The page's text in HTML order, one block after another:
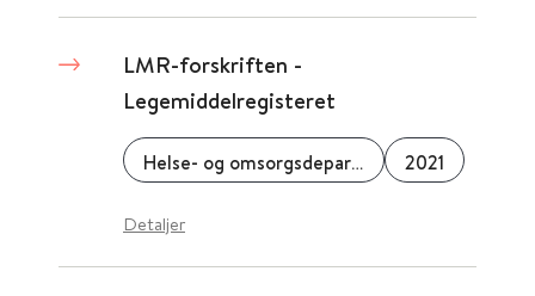
LMR-forskriften -
Legemiddelregisteret
Helse- og omsorgsdepartementet (HOD) 2021
Detaljer